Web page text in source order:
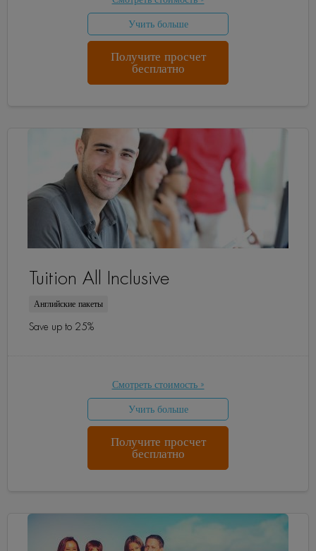
Учить больше
Получите просчет
бесплатно
Tuition All Inclusive
Английские пакеты
Save up to 25%
Смотреть стоимость »
Учить больше
Получите просчет
бесплатно